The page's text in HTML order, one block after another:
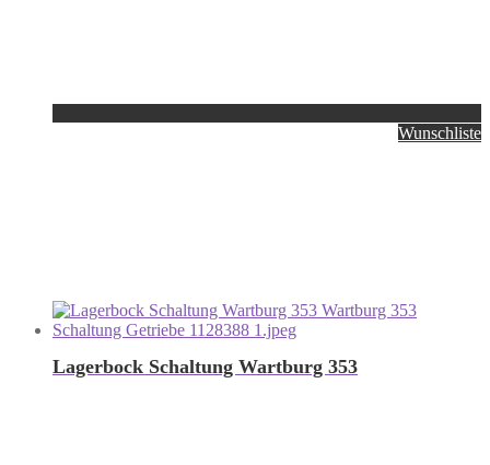
Wunschliste
Lagerbock Schaltung Wartburg 353